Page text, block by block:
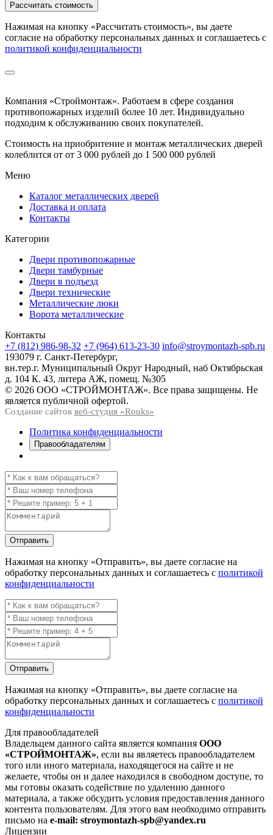
Рассчитать стоимость
Нажимая на кнопку «Рассчитать стоимость», вы даете
согласие на обработку персональных данных и соглашаетесь с
политикой конфиденциальности
Компания «Строймонтаж». Работаем в сфере создания
противопожарных изделий более 10 лет. Индивидуально
подходим к обслуживанию своих покупателей.
Стоимость на приобритение и монтаж металлических дверей
колеблится от от 3 000 рублей до 1 500 000 рублей
Меню
Каталог металлических дверей
Доставка и оплата
Контакты
Категории
Двери противопожарные
Двери тамбурные
Двери в подъезд
Двери технические
Металлические люки
Ворота металлические
Контакты
+7 (812) 986-98-32 +7 (964) 613-23-30 info@stroymontazh-spb.ru
193079 г. Санкт-Петербург,
вн.тер.г. Муниципальный Округ Народный, наб Октябрьская
д. 104 К. 43, литера АЖ, помещ. №305
© 2026 ООО «СТРОЙМОНТАЖ». Все права защищены. Не
является публичной офертой.
Создание сайтов веб-студия «Rouks»
Политика конфиденциальности
Правообладателям
Отправить
Нажимая на кнопку «Отправить», вы даете согласие на
обработку персональных данных и соглашаетесь с политикой
конфиденциальности
Отправить
Нажимая на кнопку «Отправить», вы даете согласие на
обработку персональных данных и соглашаетесь с политикой
конфиденциальности
Для правообладателей
Владельцем данного сайта является компания ООО
«СТРОЙМОНТАЖ», если вы являетесь правообладателем
того или иного материала, находящегося на сайте и не
желаете, чтобы он и далее находился в свободном доступе, то
мы готовы оказать содействие по удалению данного
материала, а также обсудить условия предоставления данного
контента пользователям. Для этого вам необходимо отправить
письмо на e-mail: stroymontazh-spb@yandex.ru
Лицензии